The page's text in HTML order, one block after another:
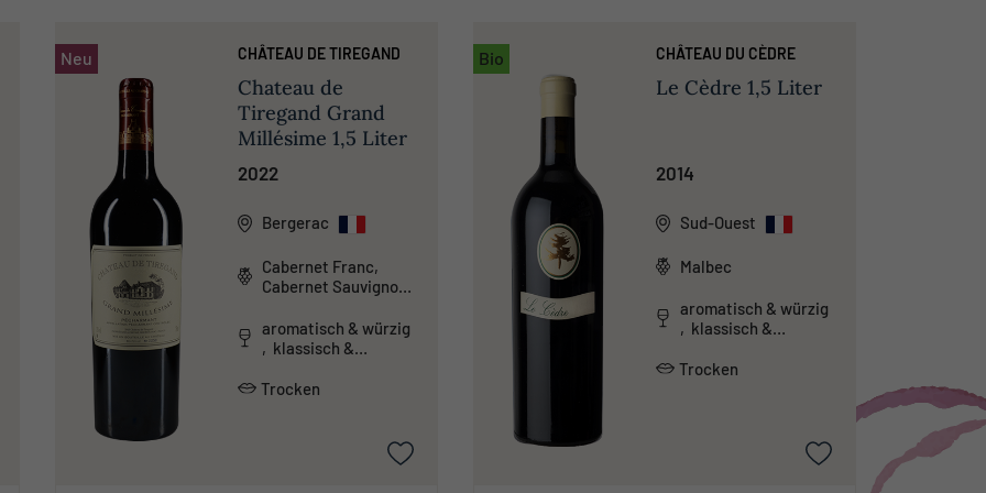
Neu CHÂTEAU DE TIREGAND
Chateau de
Tiregand Grand
Millésime 1,5 Liter
2022
Bergerac
Cabernet Franc,
Cabernet Sauvignon,
aromatisch & würzig
, klassisch &
tanninreich & schwer
Trocken
Bio CHÂTEAU DU CÈDRE
Le Cèdre 1,5 Liter
2014
Sud-Ouest
Malbec
aromatisch & würzig
, klassisch &
Trocken